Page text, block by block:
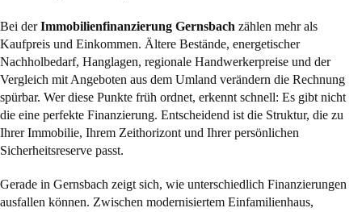
Bei derImmobilienfinanzierung Gernsbach zählen mehr als
Kaufpreis und Einkommen. Ältere Bestände, energetischer
Nachholbedarf, Hanglagen, regionale Handwerkerpreise und der
Vergleich mit Angeboten aus dem Umland verändern die Rechnung
spürbar. Wer diese Punkte früh ordnet, erkennt schnell: Es gibt nicht
die eine perfekte Finanzierung. Entscheidend ist die Struktur, die zu
Ihrer Immobilie, Ihrem Zeithorizont und Ihrer persönlichen
Sicherheitsreserve passt.
Gerade in Gernsbach zeigt sich, wie unterschiedlich Finanzierungen
ausfallen können. Zwischen modernisiertem Einfamilienhaus,